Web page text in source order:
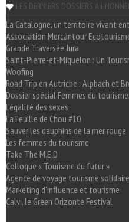
LES DERNIERS DOSSIERS A
La Catalogne, un territoire vivant
Association Mercantour
Grande Traversée Jura
Saint-Pierre-et-Miquelon : Un
Woofing
Road Trip en Autriche : Alpbach et
Dossier spécial Femmes du
l'égalité des sexes
La Feuille de Chou #10
Sauver les dauphins de la mer rouge
Les femmes du tourisme
Take The M.E.D
Colloque « Tourisme du futur »
Agence de voyage tourisme
Marketing d'influence et tourisme
Calvi, le Green Orizonte Festival